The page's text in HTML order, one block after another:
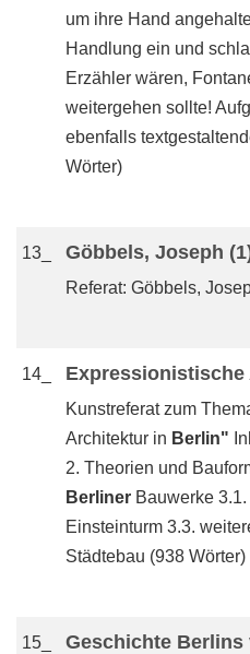
um ihre Hand
Handlung ein und
Erzähler wären,
weitergehen sollte!
ebenfalls
Wörter)
13_ Göbbels, Joseph
Referat: Göbbels,
14_
Kunstreferat zum
Architektur in Berlin"
2. Theorien und
Berliner Bauwerke
Einsteinturm 3.3.
Städtebau (938 Wörter)
15_
Geschichte